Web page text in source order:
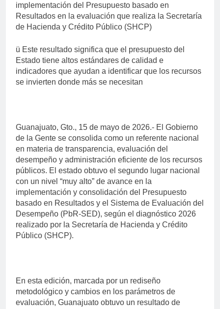
implementación del Presupuesto basado en
Resultados en la evaluación que realiza la Secretaría
de Hacienda y Crédito Público (SHCP)
ü Este resultado significa que el presupuesto del
Estado tiene altos estándares de calidad e
indicadores que ayudan a identificar que los recursos
se invierten donde más se necesitan
Guanajuato, Gto., 15 de mayo de 2026.- El Gobierno
de la Gente se consolida como un referente nacional
en materia de transparencia, evaluación del
desempeño y administración eficiente de los recursos
públicos. El estado obtuvo el segundo lugar nacional
con un nivel “muy alto” de avance en la
implementación y consolidación del Presupuesto
basado en Resultados y el Sistema de Evaluación del
Desempeño (PbR-SED), según el diagnóstico 2026
realizado por la Secretaría de Hacienda y Crédito
Público (SHCP).
En esta edición, marcada por un rediseño
metodológico y cambios en los parámetros de
evaluación, Guanajuato obtuvo un resultado de